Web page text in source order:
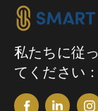
私たちに従っ
てください：